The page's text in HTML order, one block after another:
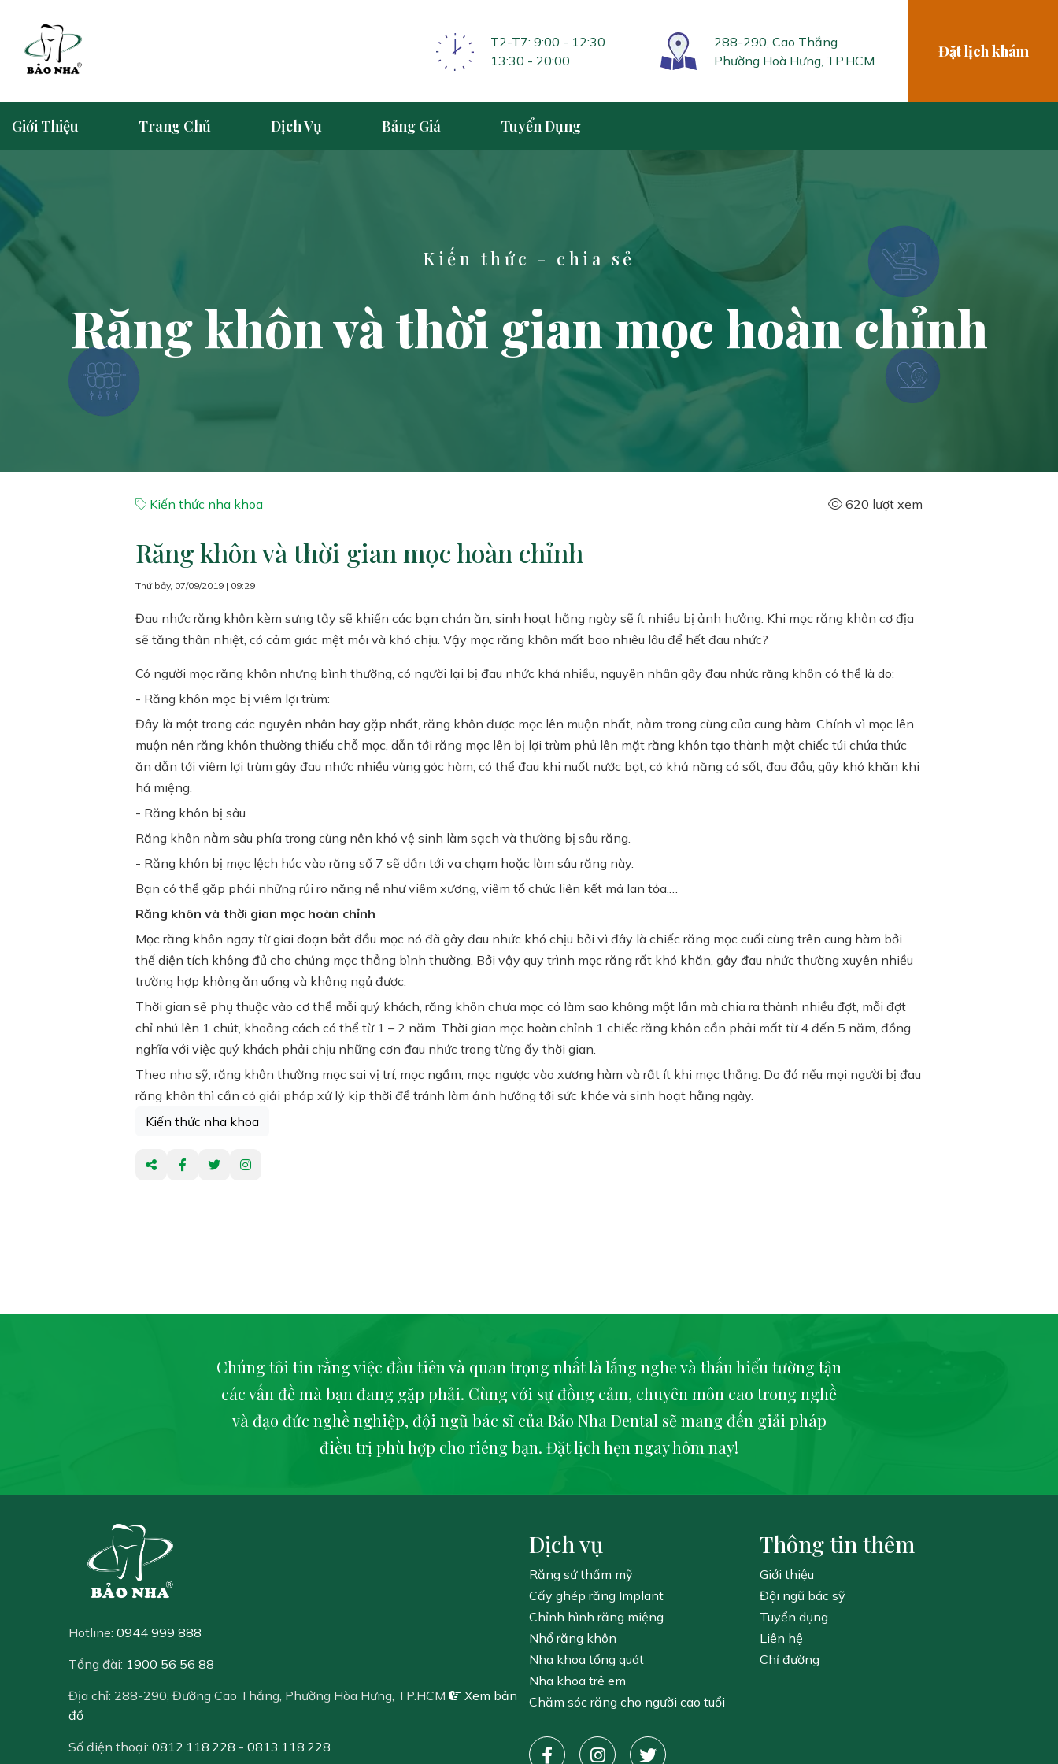
T2-T7: 9:00 - 12:30
13:30 - 20:00
288-290, Cao Thắng
Phường Hoà Hưng, TP.HCM
Đặt lịch khám
Giới Thiệu Trang Chủ Dịch Vụ Bảng Giá Tuyển Dụng
Kiến thức - chia sẻ
Răng khôn và thời gian mọc hoàn chỉnh
Kiến thức nha khoa 620 lượt xem
Răng khôn và thời gian mọc hoàn chỉnh
Thứ bảy, 07/09/2019 | 09:29
Đau nhức răng khôn kèm sưng tấy sẽ khiến các bạn chán ăn, sinh hoạt hằng ngày sẽ ít nhiều bị ảnh hưởng. Khi mọc răng khôn cơ địa
sẽ tăng thân nhiệt, có cảm giác mệt mỏi và khó chịu. Vậy mọc răng khôn mất bao nhiêu lâu để hết đau nhức?
Có người mọc răng khôn nhưng bình thường, có người lại bị đau nhức khá nhiều, nguyên nhân gây đau nhức răng khôn có thể là do:
- Răng khôn mọc bị viêm lợi trùm:
Đây là một trong các nguyên nhân hay gặp nhất, răng khôn được mọc lên muộn nhất, nằm trong cùng của cung hàm. Chính vì mọc lên
muộn nên răng khôn thường thiếu chỗ mọc, dẫn tới răng mọc lên bị lợi trùm phủ lên mặt răng khôn tạo thành một chiếc túi chứa thức
ăn dẫn tới viêm lợi trùm gây đau nhức nhiều vùng góc hàm, có thể đau khi nuốt nước bọt, có khả năng có sốt, đau đầu, gây khó khăn khi
há miệng.
- Răng khôn bị sâu
Răng khôn nằm sâu phía trong cùng nên khó vệ sinh làm sạch và thường bị sâu răng.
- Răng khôn bị mọc lệch húc vào răng số 7 sẽ dẫn tới va chạm hoặc làm sâu răng này.
Bạn có thể gặp phải những rủi ro nặng nề như viêm xương, viêm tổ chức liên kết má lan tỏa,…
Răng khôn và thời gian mọc hoàn chỉnh
Mọc răng khôn ngay từ giai đoạn bắt đầu mọc nó đã gây đau nhức khó chịu bởi vì đây là chiếc răng mọc cuối cùng trên cung hàm bởi
thế diện tích không đủ cho chúng mọc thẳng bình thường. Bởi vậy quy trình mọc răng rất khó khăn, gây đau nhức thường xuyên nhiều
trường hợp không ăn uống và không ngủ được.
Thời gian sẽ phụ thuộc vào cơ thể mỗi quý khách, răng khôn chưa mọc có làm sao không một lần mà chia ra thành nhiều đợt, mỗi đợt
chỉ nhú lên 1 chút, khoảng cách có thể từ 1 – 2 năm. Thời gian mọc hoàn chỉnh 1 chiếc răng khôn cần phải mất từ 4 đến 5 năm, đồng
nghĩa với việc quý khách phải chịu những cơn đau nhức trong từng ấy thời gian.
Theo nha sỹ, răng khôn thường mọc sai vị trí, mọc ngầm, mọc ngược vào xương hàm và rất ít khi mọc thẳng. Do đó nếu mọi người bị đau
răng khôn thì cần có giải pháp xử lý kịp thời để tránh làm ảnh hưởng tới sức khỏe và sinh hoạt hằng ngày.
Kiến thức nha khoa
Chúng tôi tin rằng việc đầu tiên và quan trọng nhất là lắng nghe và thấu hiểu tường tận
các vấn đề mà bạn đang gặp phải. Cùng với sự đồng cảm, chuyên môn cao trong nghề
và đạo đức nghề nghiệp, đội ngũ bác sĩ của Bảo Nha Dental sẽ mang đến giải pháp
điều trị phù hợp cho riêng bạn. Đặt lịch hẹn ngay hôm nay!
Hotline: 0944 999 888
Tổng đài: 1900 56 56 88
Địa chỉ: 288-290, Đường Cao Thắng, Phường Hòa Hưng, TP.HCM
Xem bản
đồ
Số điện thoại: 0812.118.228 - 0813.118.228
Dịch vụ
Răng sứ thẩm mỹ
Cấy ghép răng Implant
Chỉnh hình răng miệng
Nhổ răng khôn
Nha khoa tổng quát
Nha khoa trẻ em
Chăm sóc răng cho người cao tuổi
Thông tin thêm
Giới thiệu
Đội ngũ bác sỹ
Tuyển dụng
Liên hệ
Chỉ đường